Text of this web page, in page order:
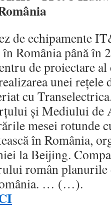
de echipamente
România până în
de proiectare
unei
cu
şi Mediului de
mesei rotunde
în România,
la Beijing.
român
… (…).